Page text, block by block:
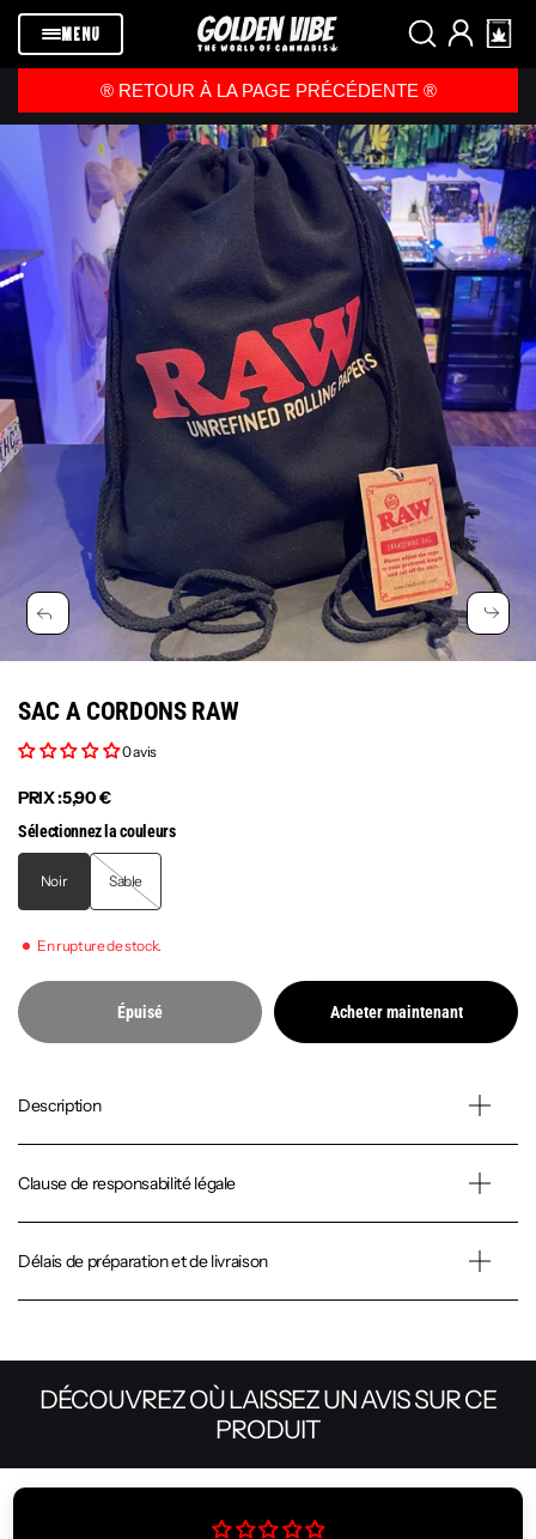
Passer au
contenuMENU
®️ RETOUR À LA PAGE PRÉCÉDENTE ®️
SAC A CORDONS RAW
0 avis
PRIX :5,90 €
Sélectionnez la couleurs
Noir Sable
En rupture de stock.
Épuisé Acheter maintenant
Description
Clause de responsabilité légale
Délais de préparation et de livraison
DÉCOUVREZ OÙ LAISSEZ UN AVIS SUR CE
PRODUIT